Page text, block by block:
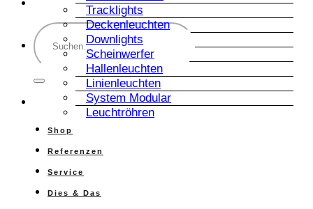
Suche
nach:
Tracklights
Deckenleuchten
Downlights
Scheinwerfer
Hallenleuchten
Linienleuchten
System Modular
Leuchtröhren
Shop
Referenzen
Service
Dies & Das